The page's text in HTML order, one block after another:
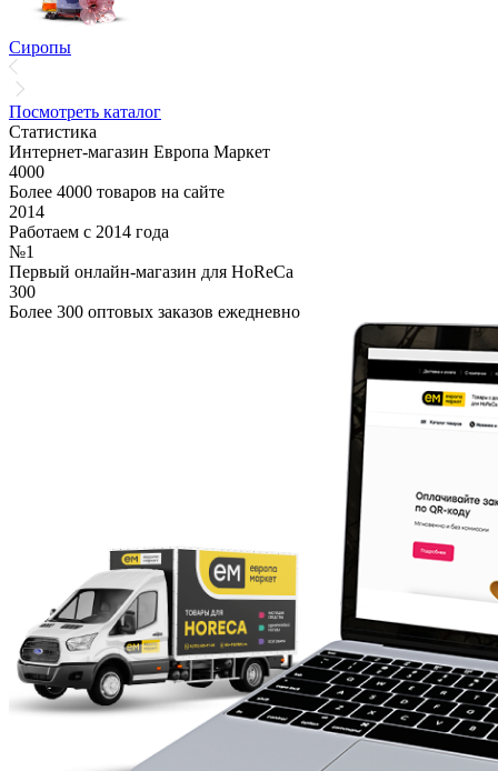
Сиропы
Посмотреть каталог
Статистика
Интернет-магазин Европа Маркет
4000
Более 4000 товаров на сайте
2014
Работаем с 2014 года
№1
Первый онлайн-магазин для HoReCa
300
Более 300 оптовых заказов ежедневно